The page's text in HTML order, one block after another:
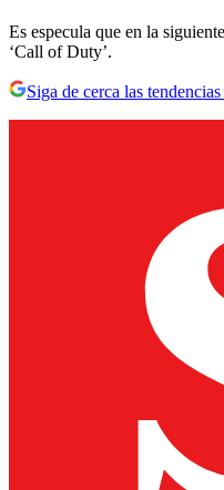
Es especula que en la
‘Call of Duty’.
Siga de cerca las